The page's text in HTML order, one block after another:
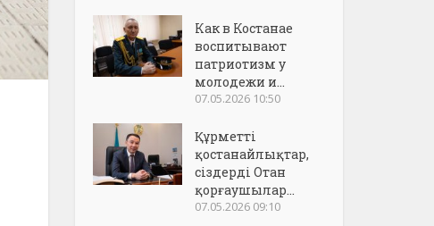
Как в Костанае
воспитывают
патриотизм у
молодежи и...
07.05.2026 10:50
Құрметті
қостанайлықтар,
сіздерді Отан
қорғаушылар...
07.05.2026 09:10